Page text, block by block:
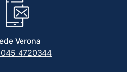
Verona
4720344